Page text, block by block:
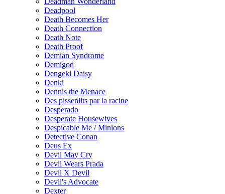
Deadpool
Death Becomes Her
Death Connection
Death Note
Death Proof
Demian Syndrome
Demigod
Dengeki Daisy
Denki
Dennis the Menace
Des pissenlits par la racine
Desperado
Desperate Housewives
Despicable Me / Minions
Detective Conan
Deus Ex
Devil May Cry
Devil Wears Prada
Devil X Devil
Devil's Advocate
Dexter